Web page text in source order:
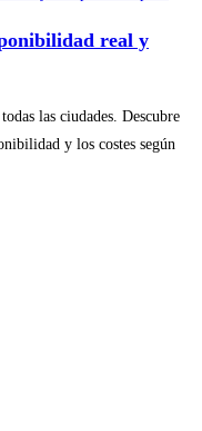
real y
las ciudades. Descubre
y los costes según